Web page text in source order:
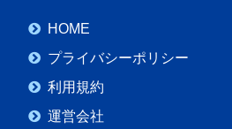
HOME
プライバシーポリシー
利用規約
運営会社